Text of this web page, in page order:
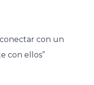
con un
con ellos”